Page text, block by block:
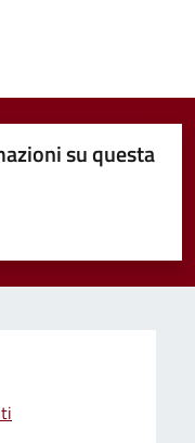
su questa